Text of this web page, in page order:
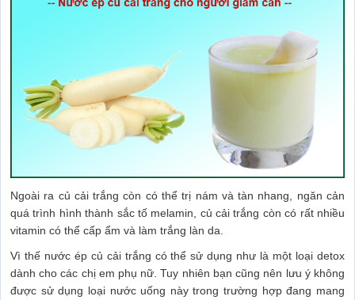
Ngoài ra củ cải trắng còn có thể trị nám và tàn nhang, ngăn cản
quá trình hình thành sắc tố melamin, củ cải trắng còn có rất nhiều
vitamin có thể cấp ẩm và làm trắng làn da.
Vì thế nước ép củ cải trắng có thể sử dụng như là một loại detox
dành cho các chị em phụ nữ. Tuy nhiên bạn cũng nên lưu ý không
được sử dụng loại nước uống này trong trường hợp đang mang